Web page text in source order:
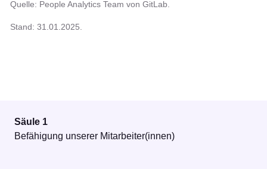
Quelle: People Analytics Team von GitLab.
Stand: 31.01.2025.
Säule 1
Befähigung unserer Mitarbeiter(innen)